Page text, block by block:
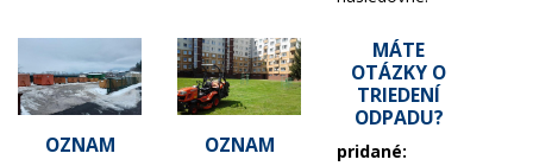
OZNAM OZNAM
MÁTE
OTÁZKY O
TRIEDENÍ
ODPADU?
pridané: